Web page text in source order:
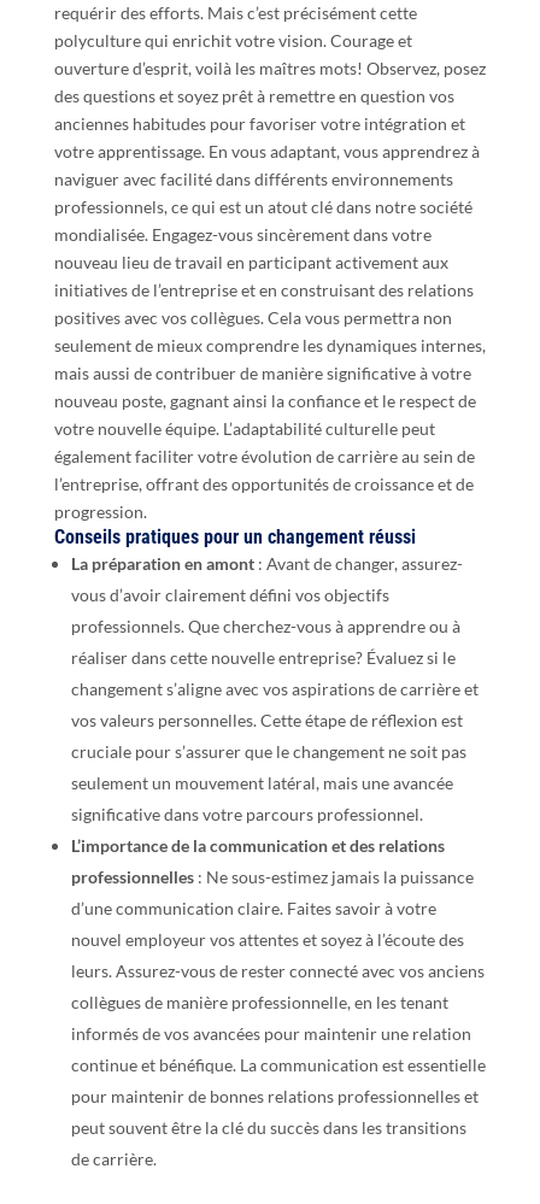
requérir des efforts. Mais c’est précisément cette
polyculture qui enrichit votre vision. Courage et
ouverture d’esprit, voilà les maîtres mots! Observez, posez
des questions et soyez prêt à remettre en question vos
anciennes habitudes pour favoriser votre intégration et
votre apprentissage. En vous adaptant, vous apprendrez à
naviguer avec facilité dans différents environnements
professionnels, ce qui est un atout clé dans notre société
mondialisée. Engagez-vous sincèrement dans votre
nouveau lieu de travail en participant activement aux
initiatives de l’entreprise et en construisant des relations
positives avec vos collègues. Cela vous permettra non
seulement de mieux comprendre les dynamiques internes,
mais aussi de contribuer de manière significative à votre
nouveau poste, gagnant ainsi la confiance et le respect de
votre nouvelle équipe. L’adaptabilité culturelle peut
également faciliter votre évolution de carrière au sein de
l’entreprise, offrant des opportunités de croissance et de
progression.
Conseils pratiques pour un changement réussi
La préparation en amont: Avant de changer, assurez-
vous d’avoir clairement défini vos objectifs
professionnels. Que cherchez-vous à apprendre ou à
réaliser dans cette nouvelle entreprise? Évaluez si le
changement s’aligne avec vos aspirations de carrière et
vos valeurs personnelles. Cette étape de réflexion est
cruciale pour s’assurer que le changement ne soit pas
seulement un mouvement latéral, mais une avancée
significative dans votre parcours professionnel.
L’importance de la communication et des relations
professionnelles: Ne sous-estimez jamais la puissance
d’une communication claire. Faites savoir à votre
nouvel employeur vos attentes et soyez à l’écoute des
leurs. Assurez-vous de rester connecté avec vos anciens
collègues de manière professionnelle, en les tenant
informés de vos avancées pour maintenir une relation
continue et bénéfique. La communication est essentielle
pour maintenir de bonnes relations professionnelles et
peut souvent être la clé du succès dans les transitions
de carrière.